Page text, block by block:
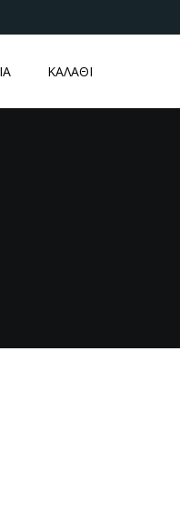
ΚΑΛΑΘΙ